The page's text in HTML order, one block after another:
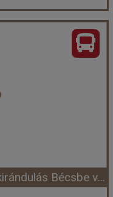
szurdokba
alapár
| 1 nap A történelmi Pozsony és hajókirándulás Bécsbe városnézéssel